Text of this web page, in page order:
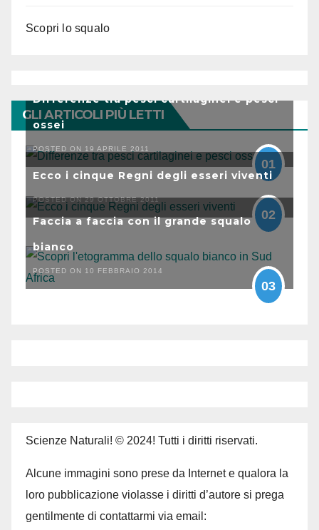
Scopri lo squalo
GLI ARTICOLI PIÙ LETTI
Differenze tra pesci cartilaginei e pesci
ossei
POSTED ON 19 APRILE 2011
01
Ecco i cinque Regni degli esseri viventi
POSTED ON 29 OTTOBRE 2011
02
Faccia a faccia con il grande squalo
bianco
POSTED ON 10 FEBBRAIO 2014
03
Scienze Naturali! © 2024! Tutti i diritti riservati.
Alcune immagini sono prese da Internet e qualora la
loro pubblicazione violasse i diritti d’autore si prega
gentilmente di contattarmi via email: